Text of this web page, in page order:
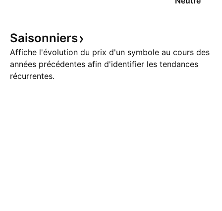
Saisonniers
Affiche l'évolution du prix d'un symbole au cours des
années précédentes afin d'identifier les tendances
récurrentes.